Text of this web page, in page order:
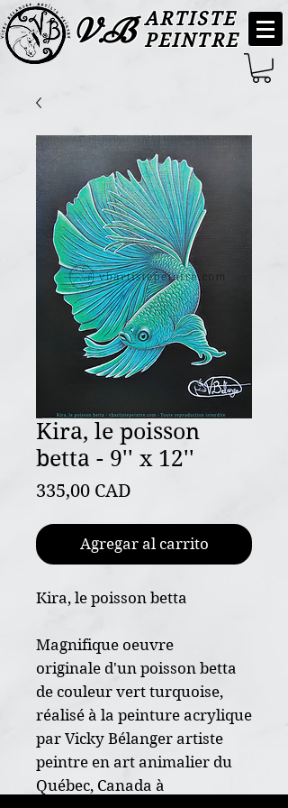
V.B ARTISTE
PEINTRE
Kira, le poisson
betta - 9'' x 12''
335,00 CAD
Agregar al carrito
Kira, le poisson betta
Magnifique oeuvre
originale d'un poisson betta
de couleur vert turquoise,
réalisé à la peinture acrylique
par Vicky Bélanger artiste
peintre en art animalier du
Québec, Canada à